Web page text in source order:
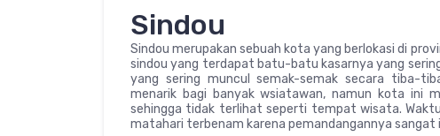
Sindou
Sindou merupakan sebuah kota yang berlokasi di
sindou yang terdapat batu-batu kasarnya yang
yang sering muncul semak-semak secara tiba-
menarik bagi banyak wsiatawan, namun kota ini
sehingga tidak terlihat seperti tempat wisata.
matahari terbenam karena pemandangannya sangat